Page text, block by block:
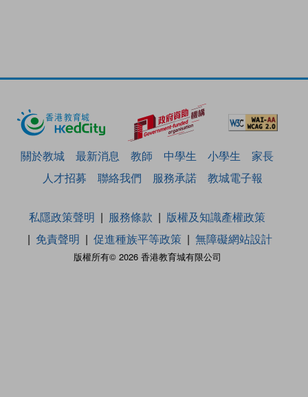
關於教城 最新消息 教師 中學生 小學生
家長
人才招募
聯絡我們 服務承諾 教城電子報
版權所有© 2026 香港教育城有限公司
私隱政策聲明 服務條款
版權及知識產權政策
免責聲明
促進種族平等政策 無障礙網站設計